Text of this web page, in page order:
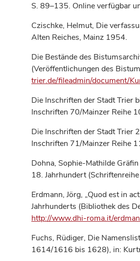
S. 89–135. Online verfügbar
Czischke, Helmut, Die
Alten Reiches, Mainz 1954.
Die Bestände des
(Veröffentlichungen des
trier.de/fileadmin/document/
Die Inschriften der Stadt Trier
Inschriften 70/Mainzer Reihe
Die Inschriften der Stadt Trier
Inschriften 71/Mainzer Reihe
Dohna, Sophie-Mathilde
18. Jahrhundert
Erdmann, Jörg, „Quod est in
Jahrhunderts (Bibliothek des
http://www.dhi-roma.it/
Fuchs, Rüdiger, Die
1614/1616 bis 1628), in: